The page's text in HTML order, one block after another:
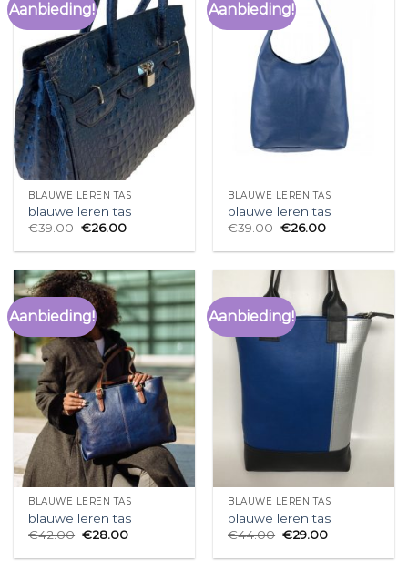
Aanbieding!
BLAUWE LEREN TAS
blauwe leren tas
€39.00 €26.00
Aanbieding!
BLAUWE LEREN TAS
blauwe leren tas
€39.00 €26.00
Aanbieding!
BLAUWE LEREN TAS
blauwe leren tas
€42.00 €28.00
Aanbieding!
BLAUWE LEREN TAS
blauwe leren tas
€44.00 €29.00